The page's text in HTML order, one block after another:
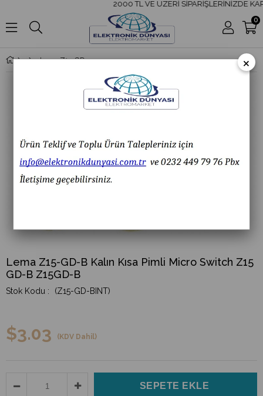
2000 TL VE ÜZERİ SİPARİŞLERİNİZDE
0
Lema Z15-GD-B Kalın Kısa Pimli Micro Switch Z15 GD-B Z15GD-B
Lema Z15-GD-B Kalın Kısa Pimli Micro Switch Z15
GD-B Z15GD-B
(Z15-GD-BINT)
$3.03 (KDV Dahil)
×